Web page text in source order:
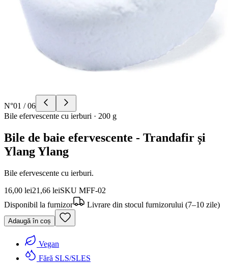
N°01 /06
Bile efervescente cu ierburi · 200 g
Bile de baie efervescente - Trandafir și
Ylang Ylang
Bile efervescente cu ierburi.
16,00 lei21,66 leiSKU MFF-02
Disponibil la furnizor
Livrare din stocul furnizorului (7–10 zile)
Adaugă în coș
Vegan
Fără SLS/SLES